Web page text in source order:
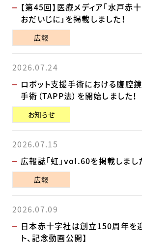
【第45回】医療メディア「水戸赤
おだいじに」を掲載しました！
広報
2026.07.24
ロボット支援手術における腹腔
手術（TAPP法）を開始しました！
お知らせ
2026.07.15
広報誌「虹」vol.60を掲載しまし
広報
2026.07.09
日本赤十字社は創立150周年を
ト、記念動画公開】